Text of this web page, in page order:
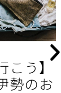
こう】
勢のお